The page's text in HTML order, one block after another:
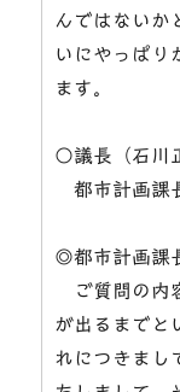
んではないか
いにやっぱり
ます。
○議長（石川
都市計画課
◎都市計画課
ご質問の内
が出るまでと
れにつきまし